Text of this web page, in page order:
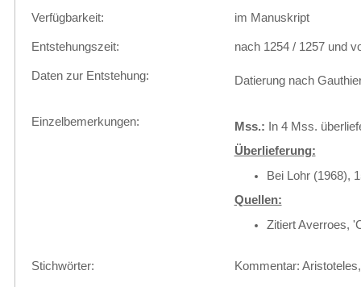
Verfügbarkeit: im Manuskript
Entstehungszeit: nach 1254 / 1257 und
Daten zur Entstehung: Datierung nach
Einzelbemerkungen: Mss.: In 4 Mss.
Überlieferung:
Bei Lohr (1968),
Quellen:
Zitiert Averroes,
Stichwörter: Kommentar: